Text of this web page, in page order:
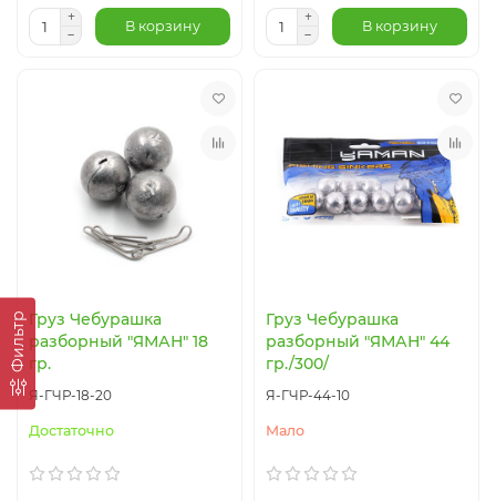
Фильтр
В корзину В корзину
Груз Чебурашка
разборный "ЯМАН" 18
гр.
Я-ГЧР-18-20
Достаточно
Груз Чебурашка
разборный "ЯМАН" 44
гр./300/
Я-ГЧР-44-10
Мало